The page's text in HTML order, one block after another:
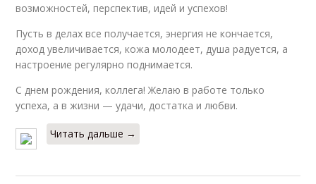
возможностей, перспектив, идей и успехов!
Пусть в делах все получается, энергия не кончается,
доход увеличивается, кожа молодеет, душа радуется, а
настроение регулярно поднимается.
С днем рождения, коллега! Желаю в работе только
успеха, а в жизни — удачи, достатка и любви.
Читать дальше →